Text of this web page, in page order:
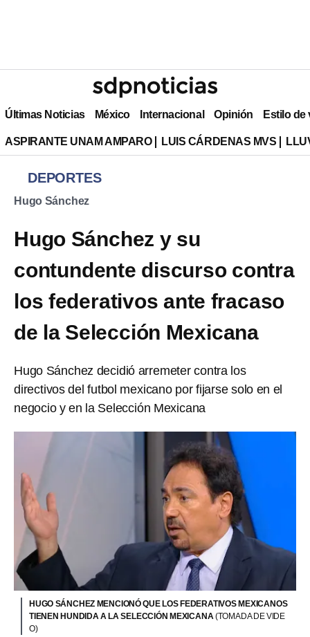
Últimas Noticias México Internacional Opinión Estilo de
ASPIRANTE UNAM AMPARO LUIS CÁRDENAS MVS
DEPORTES
Hugo Sánchez
Hugo Sánchez y su
contundente discurso contra
los federativos ante fracaso
de la Selección Mexicana
Hugo Sánchez decidió arremeter contra los
directivos del futbol mexicano por fijarse solo en el
negocio y en la Selección Mexicana
HUGO SÁNCHEZ MENCIONÓ QUE LOS FEDERATIVOS MEXICANOS
TIENEN HUNDIDA A LA SELECCIÓN MEXICANA(TOMADA DE VIDE
O)